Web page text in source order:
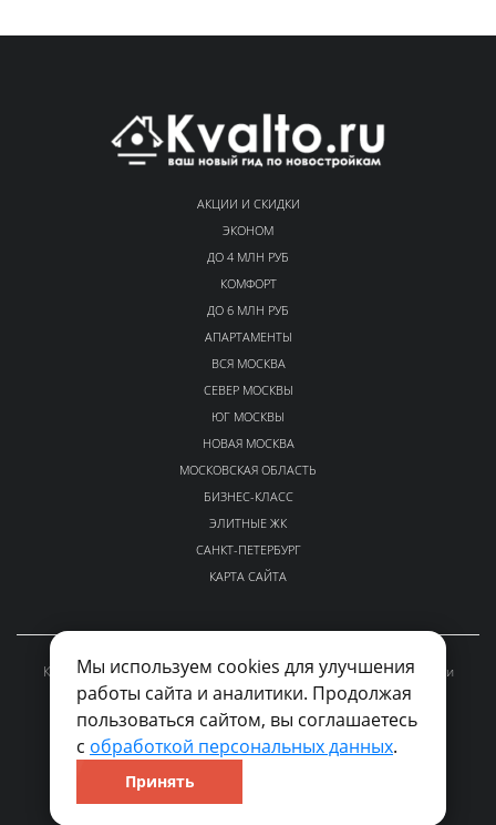
Мы используем cookies для улучшения
работы сайта и аналитики. Продолжая
пользоваться сайтом, вы соглашаетесь
с обработкой персональных данных.
Принять
АКЦИИ И СКИДКИ
ЭКОНОМ
ДО 4 МЛН РУБ
КОМФОРТ
ДО 6 МЛН РУБ
АПАРТАМЕНТЫ
ВСЯ МОСКВА
СЕВЕР МОСКВЫ
ЮГ МОСКВЫ
НОВАЯ МОСКВА
МОСКОВСКАЯ ОБЛАСТЬ
БИЗНЕС-КЛАСС
ЭЛИТНЫЕ ЖК
САНКТ-ПЕТЕРБУРГ
КАРТА САЙТА
Каталог проверенных новостроек Москвы и Московской области
kvalto-sales@yandex.ru
По вопросам размещения рекламы и сотрудничества